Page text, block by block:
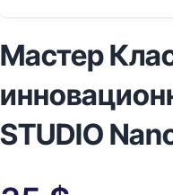
Мастер
STUDIO